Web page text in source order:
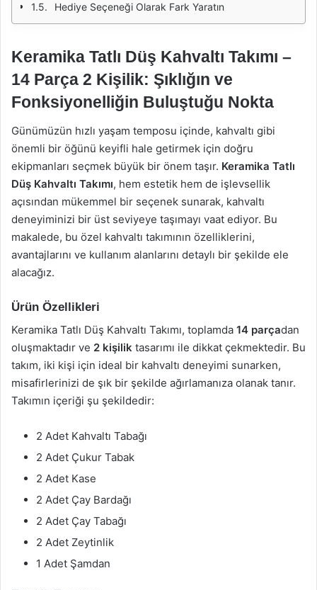
Hediye Seçeneği Olarak Fark Yaratın
Keramika Tatlı Düş Kahvaltı Takımı –
14 Parça 2 Kişilik: Şıklığın ve
Fonksiyonelliğin Buluştuğu Nokta
Günümüzün hızlı yaşam temposu içinde, kahvaltı gibi
önemli bir öğünü keyifli hale getirmek için doğru
ekipmanları seçmek büyük bir önem taşır. Keramika Tatlı
Düş Kahvaltı Takımı, hem estetik hem de işlevsellik
açısından mükemmel bir seçenek sunarak, kahvaltı
deneyiminizi bir üst seviyeye taşımayı vaat ediyor. Bu
makalede, bu özel kahvaltı takımının özelliklerini,
avantajlarını ve kullanım alanlarını detaylı bir şekilde ele
alacağız.
Ürün Özellikleri
Keramika Tatlı Düş Kahvaltı Takımı, toplamda 14 parçadan
oluşmaktadır ve 2 kişilik tasarımı ile dikkat çekmektedir. Bu
takım, iki kişi için ideal bir kahvaltı deneyimi sunarken,
misafirlerinizi de şık bir şekilde ağırlamanıza olanak tanır.
Takımın içeriği şu şekildedir:
2 Adet Kahvaltı Tabağı
2 Adet Çukur Tabak
2 Adet Kase
2 Adet Çay Bardağı
2 Adet Çay Tabağı
2 Adet Zeytinlik
1 Adet Şamdan